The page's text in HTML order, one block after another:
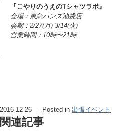
『こやりのうえのTシャツラボ』
会場：東急ハンズ池袋店
会期：2/27(月)-3/14(火)
営業時間：10時〜21時
2016-12-26 ｜ Posted in 出張イベント
関連記事